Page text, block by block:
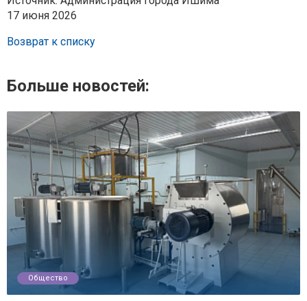
17 июня 2026
Возврат к списку
Больше новостей:
Общество